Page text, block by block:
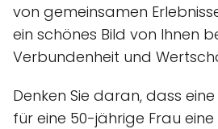
von gemeinsamen
ein schönes Bild von Ihnen
Verbundenheit und
Denken Sie daran, dass
für eine 50-jährige Frau